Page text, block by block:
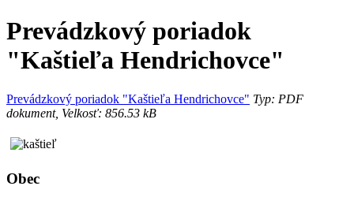
Prevádzkový poriadok
"Kaštieľa Hendrichovce"
Prevádzkový poriadok "Kaštieľa Hendrichovce" Typ: PDF
dokument, Velkosť: 856.53 kB
Obec